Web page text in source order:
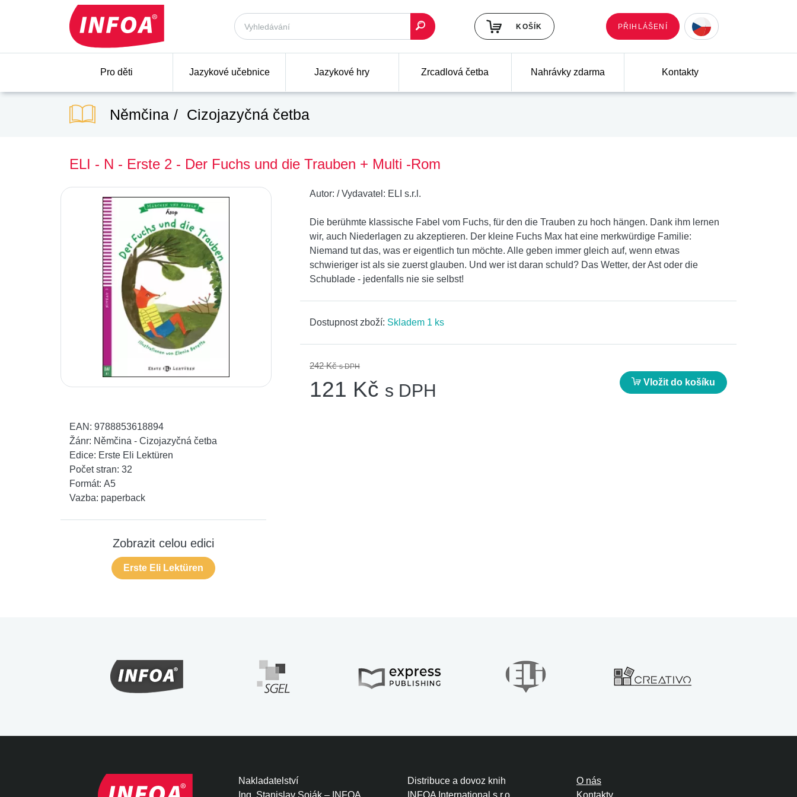
KOŠÍK PŘIHLÁŠENÍ
Pro děti Jazykové učebnice Jazykové hry Zrcadlová četba Nahrávky zdarma Kontakty
Němčina Cizojazyčná četba
ELI - N - Erste 2 - Der Fuchs und die Trauben + Multi -Rom
Autor: /Vydavatel: ELI s.r.l.
Die berühmte klassische Fabel vom Fuchs, für den die Trauben zu hoch hängen. Dank ihm lernen
wir, auch Niederlagen zu akzeptieren. Der kleine Fuchs Max hat eine merkwürdige Familie:
Niemand tut das, was er eigentlich tun möchte. Alle geben immer gleich auf, wenn etwas
schwieriger ist als sie zuerst glauben. Und wer ist daran schuld? Das Wetter, der Ast oder die
Schublade - jedenfalls nie sie selbst!
Dostupnost zboží: Skladem 1 ks
242 Kčs DPH
121 Kč s DPH Vložit do košíku
EAN: 9788853618894
Žánr: Němčina - Cizojazyčná četba
Edice: Erste Eli Lektüren
Počet stran: 32
Formát: A5
Vazba: paperback
Zobrazit celou edici
Erste Eli Lektüren
Nakladatelství
Ing. Stanislav Soják – INFOA
Distribuce a dovoz knih
INFOA International s.r.o.
O nás
Kontakty